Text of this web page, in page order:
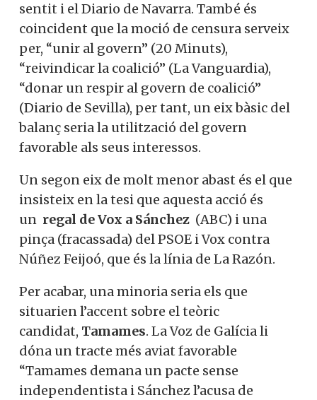
sentit i el Diario de Navarra. També és
coincident que la moció de censura serveix
per, “unir al govern” (20 Minuts),
“reivindicar la coalició” (La Vanguardia),
“donar un respir al govern de coalició”
(Diario de Sevilla), per tant, un eix bàsic del
balanç seria la utilització del govern
favorable als seus interessos.
Un segon eix de molt menor abast és el que
insisteix en la tesi que aquesta acció és
un regal de Vox a Sánchez (ABC) i una
pinça (fracassada) del PSOE i Vox contra
Núñez Feijoó, que és la línia de La Razón.
Per acabar, una minoria seria els que
situarien l’accent sobre el teòric
candidat, Tamames. La Voz de Galícia li
dóna un tracte més aviat favorable
“Tamames demana un pacte sense
independentista i Sánchez l’acusa de